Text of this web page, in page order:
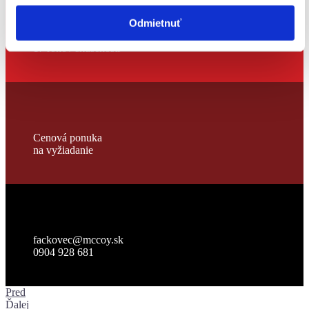
Odmietnuť
Cenová ponuka
na vyžiadanie
fackovec@mccoy.sk
0904 928 681
Pred
Ďalej